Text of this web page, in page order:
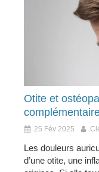
Otite et
25 Fév 2025
Les douleurs
d’une otite, une